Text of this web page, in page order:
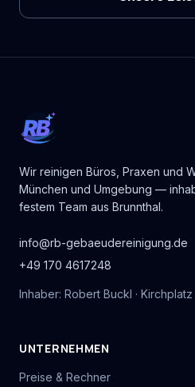
RB
Wir reinigen Büros, Praxen und
München und Umgebung —
festem Team aus Brunnthal.
info@rb-gebaeudereinigung.de
+49 170 4617248
Inhaber: Robert Buckl ·
UNTERNEHMEN
Preise & Rechner